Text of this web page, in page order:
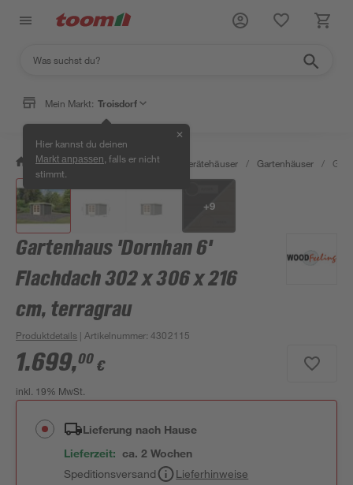
Mein Markt: Troisdorf
Hier kannst du deinen
Markt anpassen , falls er nicht
stimmt.
✕
/ Garten & Freizeit / Garten- & Gerätehäuser / Gartenhäuser /
+9
Gartenhaus 'Dornhan 6'
Flachdach 302 x 306 x 216
cm, terragrau
Produktdetails | Artikelnummer:4302115
1.699,00 €
inkl. 19% MwSt.
Lieferung nach Hause
Lieferzeit: ca. 2 Wochen
Speditionsversand
Lieferhinweise